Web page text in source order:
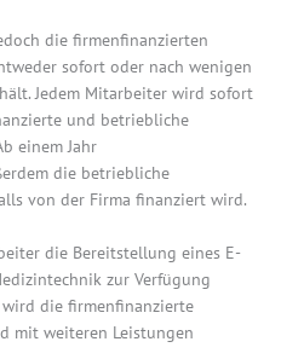
die firmenfinanzierten
sofort oder nach wenigen
Jedem Mitarbeiter wird sofort
und betriebliche
einem Jahr
die betriebliche
von der Firma finanziert wird.
die Bereitstellung eines E-
zur Verfügung
wird die firmenfinanzierte
mit weiteren Leistungen